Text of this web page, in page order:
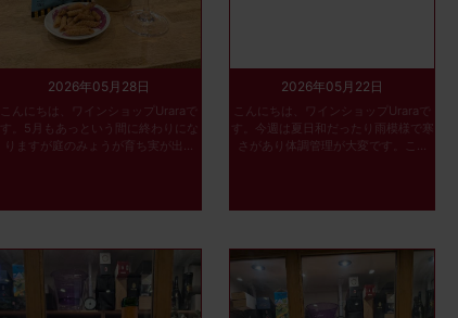
2026年05月28日
こんにちは、ワインショップUraraで
す。5月もあっという間に終わりにな
りますが庭のみょうが育ち実が出...
2026年05月22日
こんにちは、ワインショップUraraで
す。今週は夏日和だったり雨模様で寒
さがあり体調管理が大変です。こ...